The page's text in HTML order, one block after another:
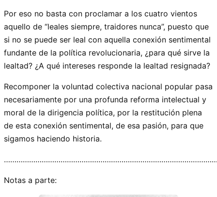
Por eso no basta con proclamar a los cuatro vientos
aquello de “leales siempre, traidores nunca”, puesto que
si no se puede ser leal con aquella conexión sentimental
fundante de la política revolucionaria, ¿para qué sirve la
lealtad? ¿A qué intereses responde la lealtad resignada?
Recomponer la voluntad colectiva nacional popular pasa
necesariamente por una profunda reforma intelectual y
moral de la dirigencia política, por la restitución plena
de esta conexión sentimental, de esa pasión, para que
sigamos haciendo historia.
Notas a parte: